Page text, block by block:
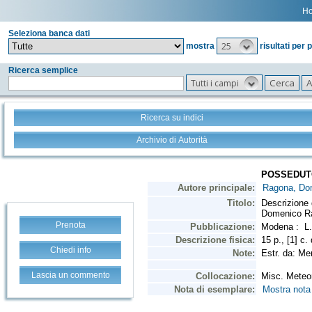
Seleziona banca dati
mostra
25 risultati per
Ricerca semplice
Tutti i campi
Ricerca su indici
Archivio di Autorità
Prenota
Chiedi info
Lascia un commento